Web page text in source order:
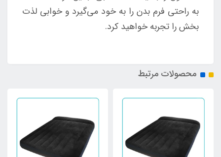
به راحتی فرم بدن را به خود می‌گیرد و خوابی لذت
بخش را تجربه خواهید کرد.
محصولات مرتبط